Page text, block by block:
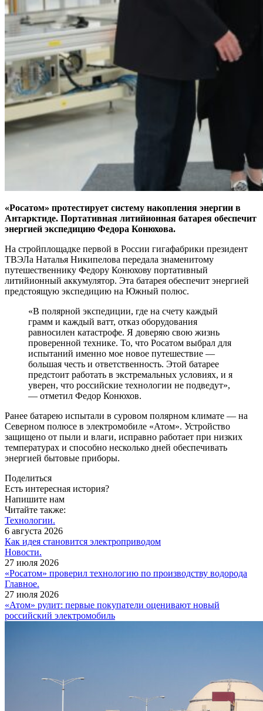
«Росатом» протестирует систему накопления энергии в
Антарктиде. Портативная литийионная батарея обеспечит
энергией экспедицию Федора Конюхова.
На стройплощадке первой в России гигафабрики президент
ТВЭЛа Наталья Никипелова передала знаменитому
путешественнику Федору Конюхову портативный
литийионный аккумулятор. Эта батарея обеспечит энергией
предстоящую экспедицию на Южный полюс.
«В полярной экспедиции, где на счету каждый
грамм и каждый ватт, отказ оборудования
равносилен катастрофе. Я доверяю свою жизнь
проверенной технике. То, что Росатом выбрал для
испытаний именно мое новое путешествие —
большая честь и ответственность. Этой батарее
предстоит работать в экстремальных условиях, и я
уверен, что российские технологии не подведут»,
— отметил Федор Конюхов.
Ранее батарею испытали в суровом полярном климате — на
Северном полюсе в электромобиле «Атом». Устройство
защищено от пыли и влаги, исправно работает при низких
температурах и способно несколько дней обеспечивать
энергией бытовые приборы.
Поделиться
Есть интересная история?
Напишите нам
Читайте также:
Технологии.
6 августа 2026
Как идея становится электроприводом
Новости.
27 июля 2026
«Росатом» проверил технологию по производству водорода
Главное.
27 июля 2026
«Атом» рулит: первые покупатели оценивают новый
российский электромобиль